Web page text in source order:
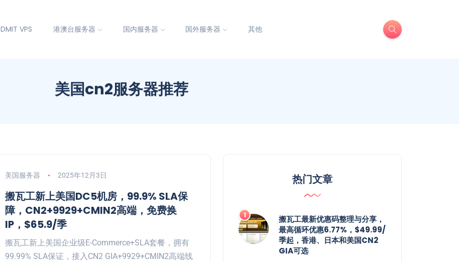
DMIT VPS 港澳台服务器 国内服务器 国外服务器 其他
美国cn2服务器推荐
美国服务器 2025年12月3日
搬瓦工新上美国DC5机房，99.9% SLA保
障，CN2+9929+CMIN2高端，免费换
IP，$65.9/季
搬瓦工新上美国企业级E-Commerce+SLA套餐，拥有
99.99% SLA保证，接入CN2 GIA+9929+CMIN2高端线
热门文章
搬瓦工最新优惠码整理与分享，
最高循环优惠6.77%，$49.99/
季起，香港、日本和美国CN2
GIA可选